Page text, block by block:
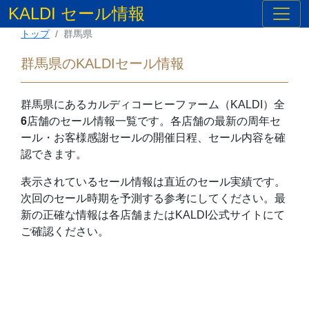
KALDI セール情報
トップ 群馬県
群馬県のKALDIセール情報
群馬県にあるカルディコーヒーファーム（KALDI）全
6店舗のセール情報一覧です。各店舗の最新の周年セ
ール・お客様感謝セールの開催日程、セール内容を確
認できます。
表示されているセール情報は直近のセール実績です。
次回のセール時期を予測する参考にしてください。最
新の正確な情報は各店舗またはKALDI公式サイトにて
ご確認ください。